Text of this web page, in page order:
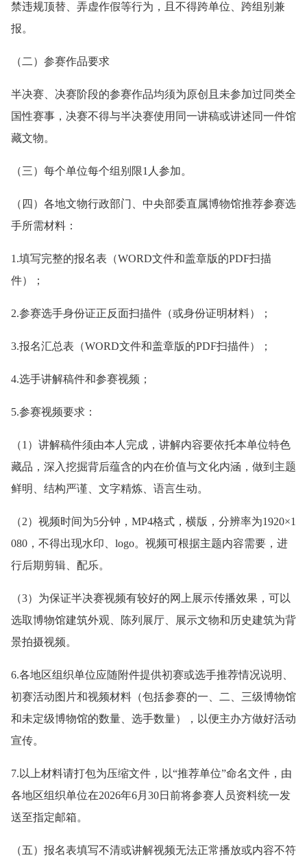
禁违规顶替、弄虚作假等行为，且不得跨单位、跨组别兼
报。
（二）参赛作品要求
半决赛、决赛阶段的参赛作品均须为原创且未参加过同类全
国性赛事，决赛不得与半决赛使用同一讲稿或讲述同一件馆
藏文物。
（三）每个单位每个组别限1人参加。
（四）各地文物行政部门、中央部委直属博物馆推荐参赛选
手所需材料：
1.填写完整的报名表（WORD文件和盖章版的PDF扫描
件）；
2.参赛选手身份证正反面扫描件（或身份证明材料）；
3.报名汇总表（WORD文件和盖章版的PDF扫描件）；
4.选手讲解稿件和参赛视频；
5.参赛视频要求：
（1）讲解稿件须由本人完成，讲解内容要依托本单位特色
藏品，深入挖掘背后蕴含的内在价值与文化内涵，做到主题
鲜明、结构严谨、文字精炼、语言生动。
（2）视频时间为5分钟，MP4格式，横版，分辨率为1920×1
080，不得出现水印、logo。视频可根据主题内容需要，进
行后期剪辑、配乐。
（3）为保证半决赛视频有较好的网上展示传播效果，可以
选取博物馆建筑外观、陈列展厅、展示文物和历史建筑为背
景拍摄视频。
6.各地区组织单位应随附件提供初赛或选手推荐情况说明、
初赛活动图片和视频材料（包括参赛的一、二、三级博物馆
和未定级博物馆的数量、选手数量），以便主办方做好活动
宣传。
7.以上材料请打包为压缩文件，以“推荐单位”命名文件，由
各地区组织单位在2026年6月30日前将参赛人员资料统一发
送至指定邮箱。
（五）报名表填写不清或讲解视频无法正常播放或内容不符